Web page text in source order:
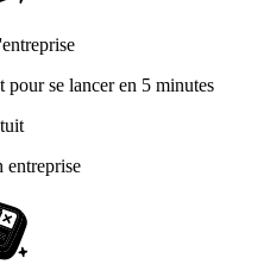
se lancer en 5 minutes
entreprise